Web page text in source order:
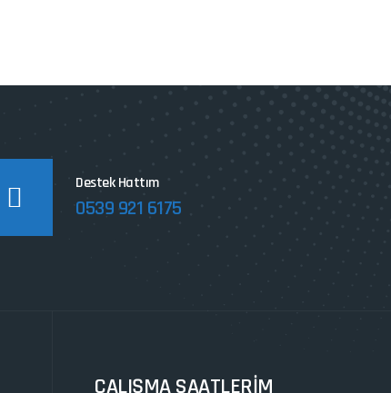
Destek Hattım
0539 921 6175
ÇALIŞMA SAATLERİM